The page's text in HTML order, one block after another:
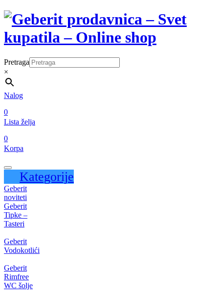
Pretraga
×
Nalog
0
Lista želja
0
Korpa
Kategorije
Geberit
noviteti
Geberit
Tipke –
Tasteri
Geberit
Vodokotlići
Geberit
Rimfree
WC šolje